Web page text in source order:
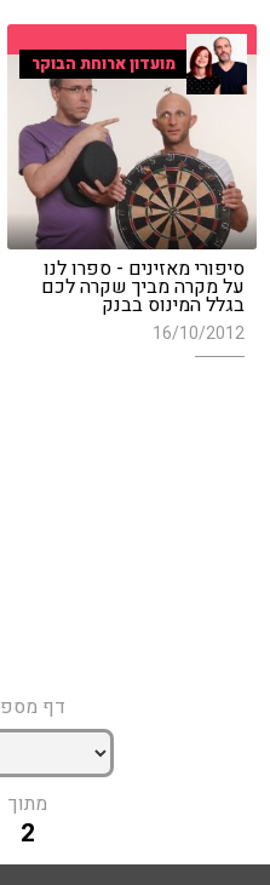
מועדון ארוחת הבוקר
סיפורי מאזינים - ספרו לנו
על מקרה מביך שקרה לכם
בגלל המינוס בבנק
16/10/2012
דף
מתוך
2